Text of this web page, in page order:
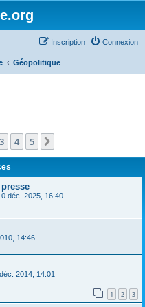
Connexion
Inscription
Géopolitique
3 4 5
déc. 2025, 16:40
14:46
2014, 14:01
1 2 3